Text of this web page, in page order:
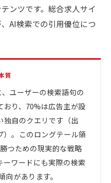
ンツです。総合求人サイ
AI検索での引用優位につ
質
ユーザーの検索語句の
おり、70%は広告主が設
独自のクエリです（出
。このロングテール領
つための現実的な戦略
ワードにも実際の検索
向があります。